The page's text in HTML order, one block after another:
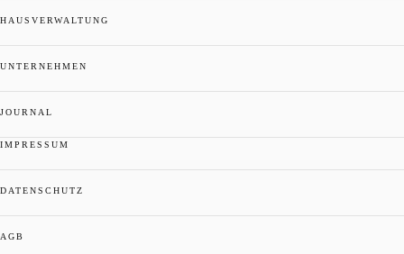
HAUSVERWALTUNG
UNTERNEHMEN
JOURNAL
IMPRESSUM
DATENSCHUTZ
AGB